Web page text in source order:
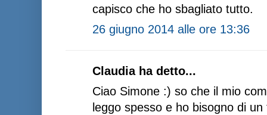
capisco che ho sbagliato tutto.
26 giugno 2014 alle ore 13:36
Claudia ha detto...
Ciao Simone :) so che il mio
leggo spesso e ho bisogno di